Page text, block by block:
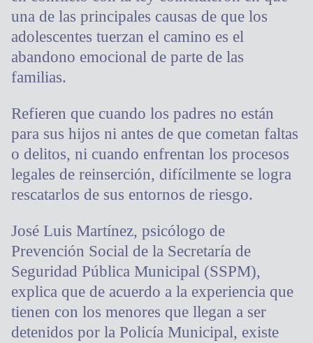
una de las principales causas de que los
adolescentes tuerzan el camino es el
abandono emocional de parte de las
familias.
Refieren que cuando los padres no están
para sus hijos ni antes de que cometan faltas
o delitos, ni cuando enfrentan los procesos
legales de reinserción, difícilmente se logra
rescatarlos de sus entornos de riesgo.
José Luis Martínez, psicólogo de
Prevención Social de la Secretaría de
Seguridad Pública Municipal (SSPM),
explica que de acuerdo a la experiencia que
tienen con los menores que llegan a ser
detenidos por la Policía Municipal, existe